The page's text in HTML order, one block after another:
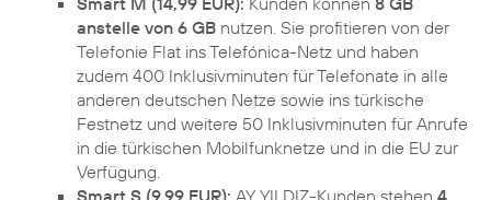
anstelle von 6 GB nutzen. Sie profitieren von der
Telefonie Flat ins Telefónica-Netz und haben
zudem 400 Inklusivminuten für Telefonate in alle
anderen deutschen Netze sowie ins türkische
Festnetz und weitere 50 Inklusivminuten für Anrufe
in die türkischen Mobilfunknetze und in die EU zur
Verfügung.
Smart S (9,99 EUR): AY YILDIZ-Kunden stehen 4